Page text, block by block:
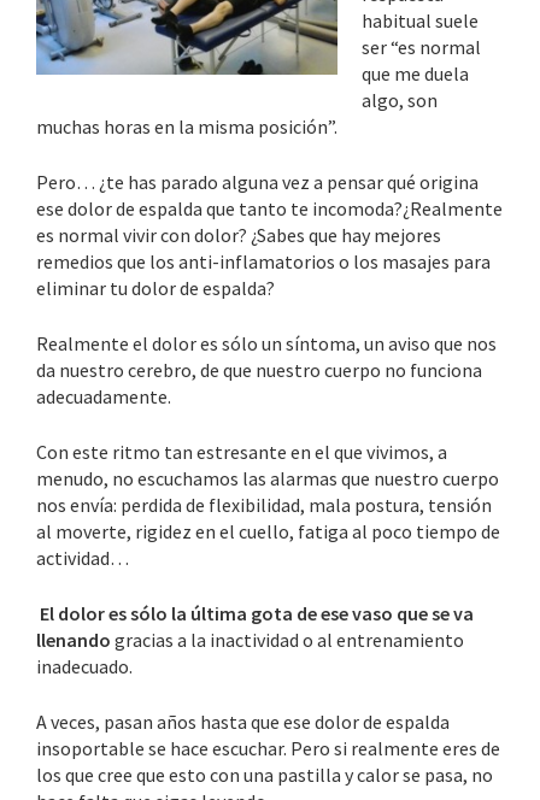
habitual suele
ser “es normal
que me duela
algo, son
muchas horas en la misma posición”.
Pero… ¿te has parado alguna vez a pensar qué origina
ese dolor de espalda que tanto te incomoda?¿Realmente
es normal vivir con dolor? ¿Sabes que hay mejores
remedios que los anti-inflamatorios o los masajes para
eliminar tu dolor de espalda?
Realmente el dolor es sólo un síntoma, un aviso que nos
da nuestro cerebro, de que nuestro cuerpo no funciona
adecuadamente.
Con este ritmo tan estresante en el que vivimos, a
menudo, no escuchamos las alarmas que nuestro cuerpo
nos envía: perdida de flexibilidad, mala postura, tensión
al moverte, rigidez en el cuello, fatiga al poco tiempo de
actividad…
El dolor es sólo la última gota de ese vaso que se va
llenando gracias a la inactividad o al entrenamiento
inadecuado.
A veces, pasan años hasta que ese dolor de espalda
insoportable se hace escuchar. Pero si realmente eres de
los que cree que esto con una pastilla y calor se pasa, no